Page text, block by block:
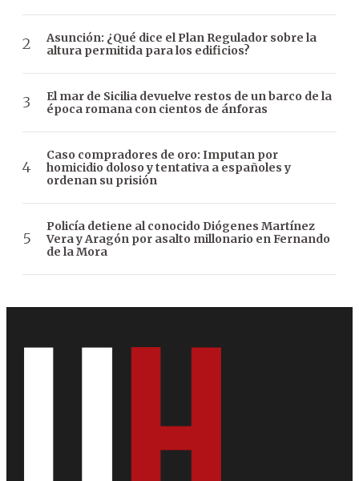
Asunción: ¿Qué dice el Plan Regulador sobre la
altura permitida para los edificios?
El mar de Sicilia devuelve restos de un barco de la
época romana con cientos de ánforas
Caso compradores de oro: Imputan por
homicidio doloso y tentativa a españoles y
ordenan su prisión
Policía detiene al conocido Diógenes Martínez
Vera y Aragón por asalto millonario en Fernando
de la Mora